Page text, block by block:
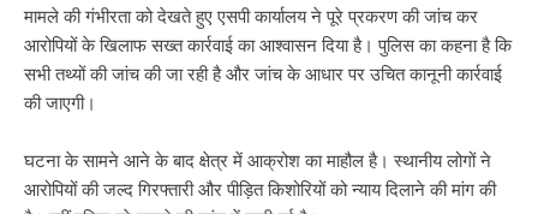
मामले की गंभीरता को देखते हुए एसपी कार्यालय ने पूरे प्रकरण की जांच कर
आरोपियों के खिलाफ सख्त कार्रवाई का आश्वासन दिया है। पुलिस का कहना है कि
सभी तथ्यों की जांच की जा रही है और जांच के आधार पर उचित कानूनी कार्रवाई
की जाएगी।
घटना के सामने आने के बाद क्षेत्र में आक्रोश का माहौल है। स्थानीय लोगों ने
आरोपियों की जल्द गिरफ्तारी और पीड़ित किशोरियों को न्याय दिलाने की मांग की